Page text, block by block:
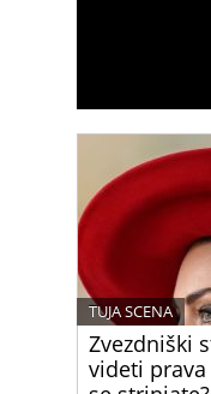
Zvezdniški
videti
TUJA SCENA